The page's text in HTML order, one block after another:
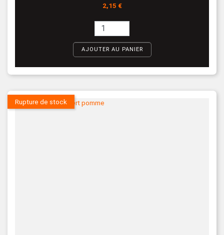
Prix
2,15 €
AJOUTER AU PANIER
Rupture de stock